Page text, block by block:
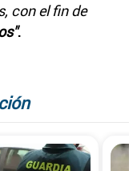
con el fin de
.